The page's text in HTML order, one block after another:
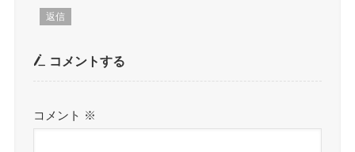
返信
コメントする
コメント ※